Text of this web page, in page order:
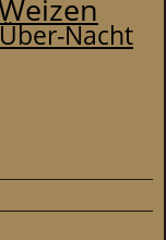
Über-Nacht